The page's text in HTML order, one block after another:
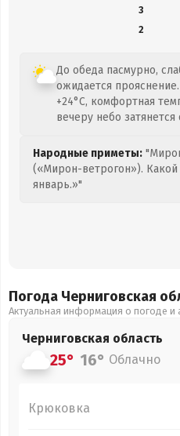
3
2
До обеда пасмурно,
ожидается
+24°C, комфортная
вечеру небо затянется
Народные приметы:
(«Мирон-ветрогон»).
январь.»"
Погода Черниговская
Актуальная информация о погоде и
Черниговская область
25° 16° Облачно
Крюковка